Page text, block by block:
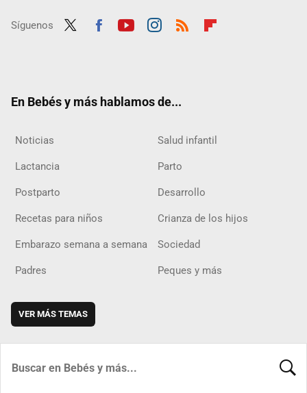
Síguenos
En Bebés y más hablamos de...
Noticias Salud infantil
Lactancia Parto
Postparto Desarrollo
Recetas para niños Crianza de los hijos
Embarazo semana a semana Sociedad
Padres Peques y más
VER MÁS TEMAS